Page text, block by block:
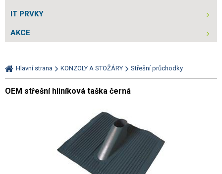
IT PRVKY
AKCE
Hlavní strana KONZOLY A STOŽÁRY Střešní průchodky
OEM střešní hliníková taška černá